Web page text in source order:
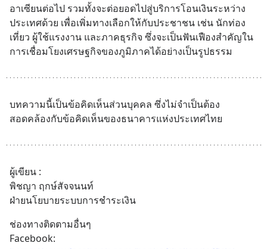
อาเซียนต่อไป รวมทั้งจะต่อยอดไปสู่บริการโอนเงินระหว่าง
ประเทศด้วย เพื่อเพิ่มทางเลือกให้กับประชาชน เช่น นักท่อง
เที่ยว ผู้ใช้แรงงาน และภาคธุรกิจ ซึ่งจะเป็นฟันเฟืองสำคัญใน
การเชื่อมโยงเศรษฐกิจของภูมิภาคได้อย่างเป็นรูปธรรม
บทความนี้เป็นข้อคิดเห็นส่วนบุคคล ซึ่งไม่จำเป็นต้อง
สอดคล้องกับข้อคิดเห็นของธนาคารแห่งประเทศไทย
ผู้เขียน :
พิชญา ฤกษ์สัจจนนท์
ฝ่ายนโยบายระบบการชำระเงิน
ช่องทางติดตามอื่นๆ